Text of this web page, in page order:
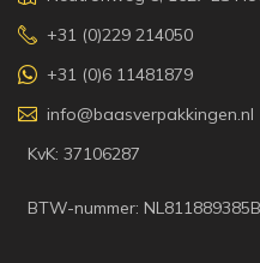
+31 (0)229 214050
+31 (0)6 11481879
info@baasverpakkingen.nl
KvK: 37106287
BTW-nummer: